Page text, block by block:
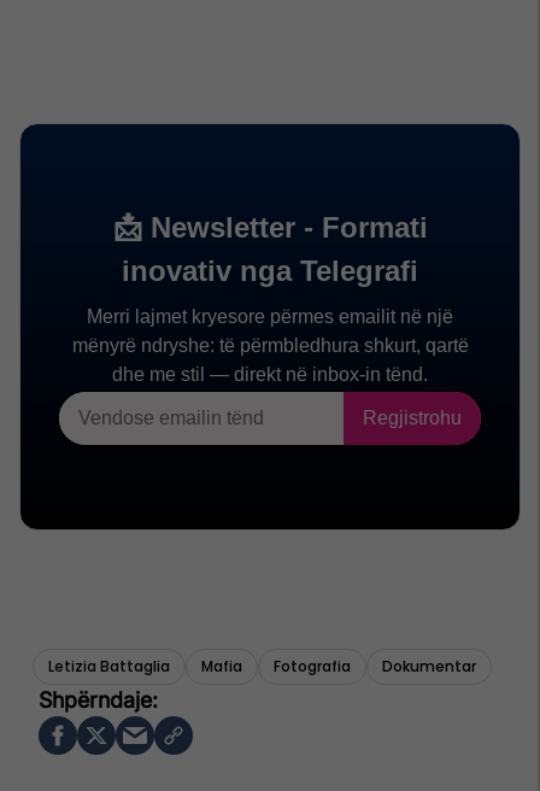
Letizia Battaglia Mafia Fotografia Dokumentar